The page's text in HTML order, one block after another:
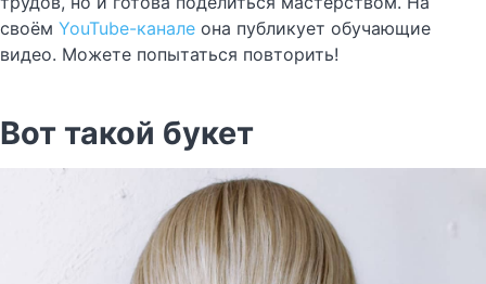
своём YouTube-канале она публикует обучающие
видео. Можете попытаться повторить!
Вот такой букет